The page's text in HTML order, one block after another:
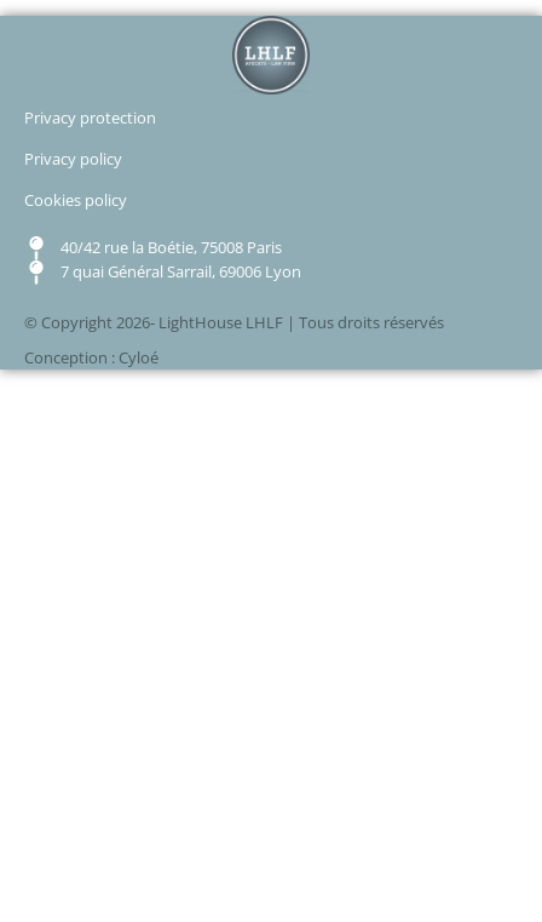
Privacy protection
Privacy policy
Cookies policy
40/42 rue la Boétie, 75008 Paris
7 quai Général Sarrail, 69006 Lyon
© Copyright 2026- LightHouse LHLF | Tous droits réservés
Conception : Cyloé